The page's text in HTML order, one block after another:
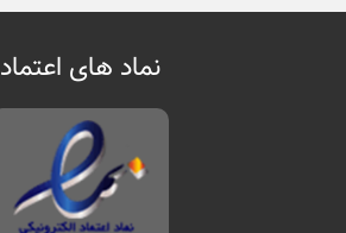
نماد های اعتماد